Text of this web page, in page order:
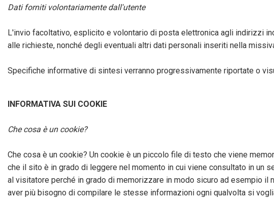
Dati forniti volontariamente dall'utente
L'invio facoltativo, esplicito e volontario di posta elettronica agli indirizzi
alle richieste, nonché degli eventuali altri dati personali inseriti nella
Specifiche informative di sintesi verranno progressivamente riportate o
INFORMATIVA SUI COOKIE
Che cosa è un cookie?
Che cosa è un cookie? Un cookie è un piccolo file di testo che viene
che il sito è in grado di leggere nel momento in cui viene consultato in un
al visitatore perché in grado di memorizzare in modo sicuro ad esempio
aver più bisogno di compilare le stesse informazioni ogni qualvolta si